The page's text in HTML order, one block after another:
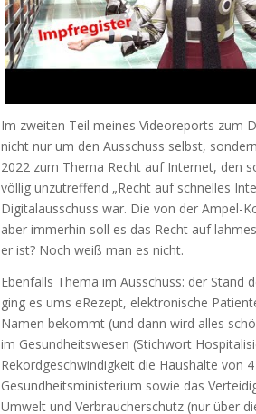
Im zweiten Teil meines Videoreports zum
nicht nur um den Ausschuss selbst,
2022 zum Thema Recht auf Internet, den
völlig unzutreffend „Recht auf schnelles
Digitalausschuss war. Die von der Ampel-
aber immerhin soll es das Recht auf
er ist? Noch weiß man es nicht.
Ebenfalls Thema im Ausschuss: der Stand
ging es ums eRezept, elektronische
Namen bekommt (und dann wird alles
im Gesundheitswesen (Stichwort
Rekordgeschwindigkeit die Haushalte von
Gesundheitsministerium sowie das
Umwelt und Verbraucherschutz (nur über